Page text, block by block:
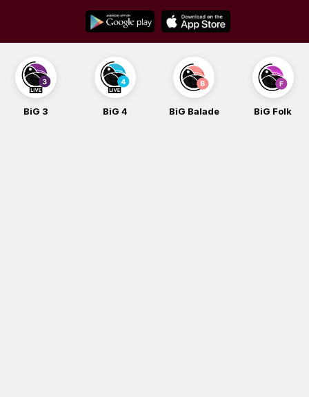
content
BiG 3 BiG 4 BiG Balade BiG Folk